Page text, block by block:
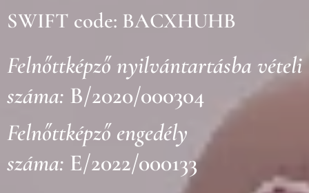
SWIFT code: BACXHUHB
Felnőttképző nyilvántartásba vételi
száma: B/2020/000304
Felnőttképző engedély
száma: E/2022/000133